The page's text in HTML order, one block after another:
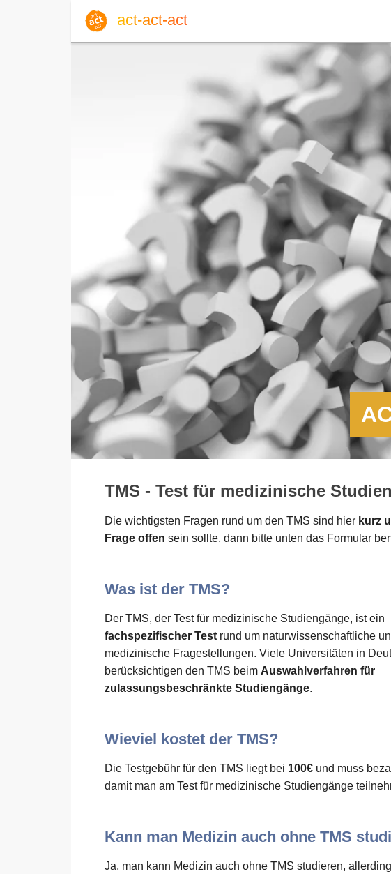
act-act-act
Do, 06. August 2026 | 32
Englisch
TMS - Test für medizinische
Die wichtigsten Fragen rund um den TMS sind hier kurz
Frage offen sein sollte, dann bitte unten das Formular
Was ist der TMS?
Der TMS, der Test für medizinische Studiengänge, ist ein
fachspezifischer Testrund um naturwissenschaftliche
medizinische Fragestellungen. Viele Universitäten in
berücksichtigen den TMS beim Auswahlverfahren für
zulassungsbeschränkte Studiengänge.
Wieviel kostet der TMS?
Die Testgebühr für den TMS liegt bei 100€ und muss
damit man am Test für medizinische Studiengänge
Kann man Medizin auch ohne TMS
Ja, man kann Medizin auch ohne TMS studieren,